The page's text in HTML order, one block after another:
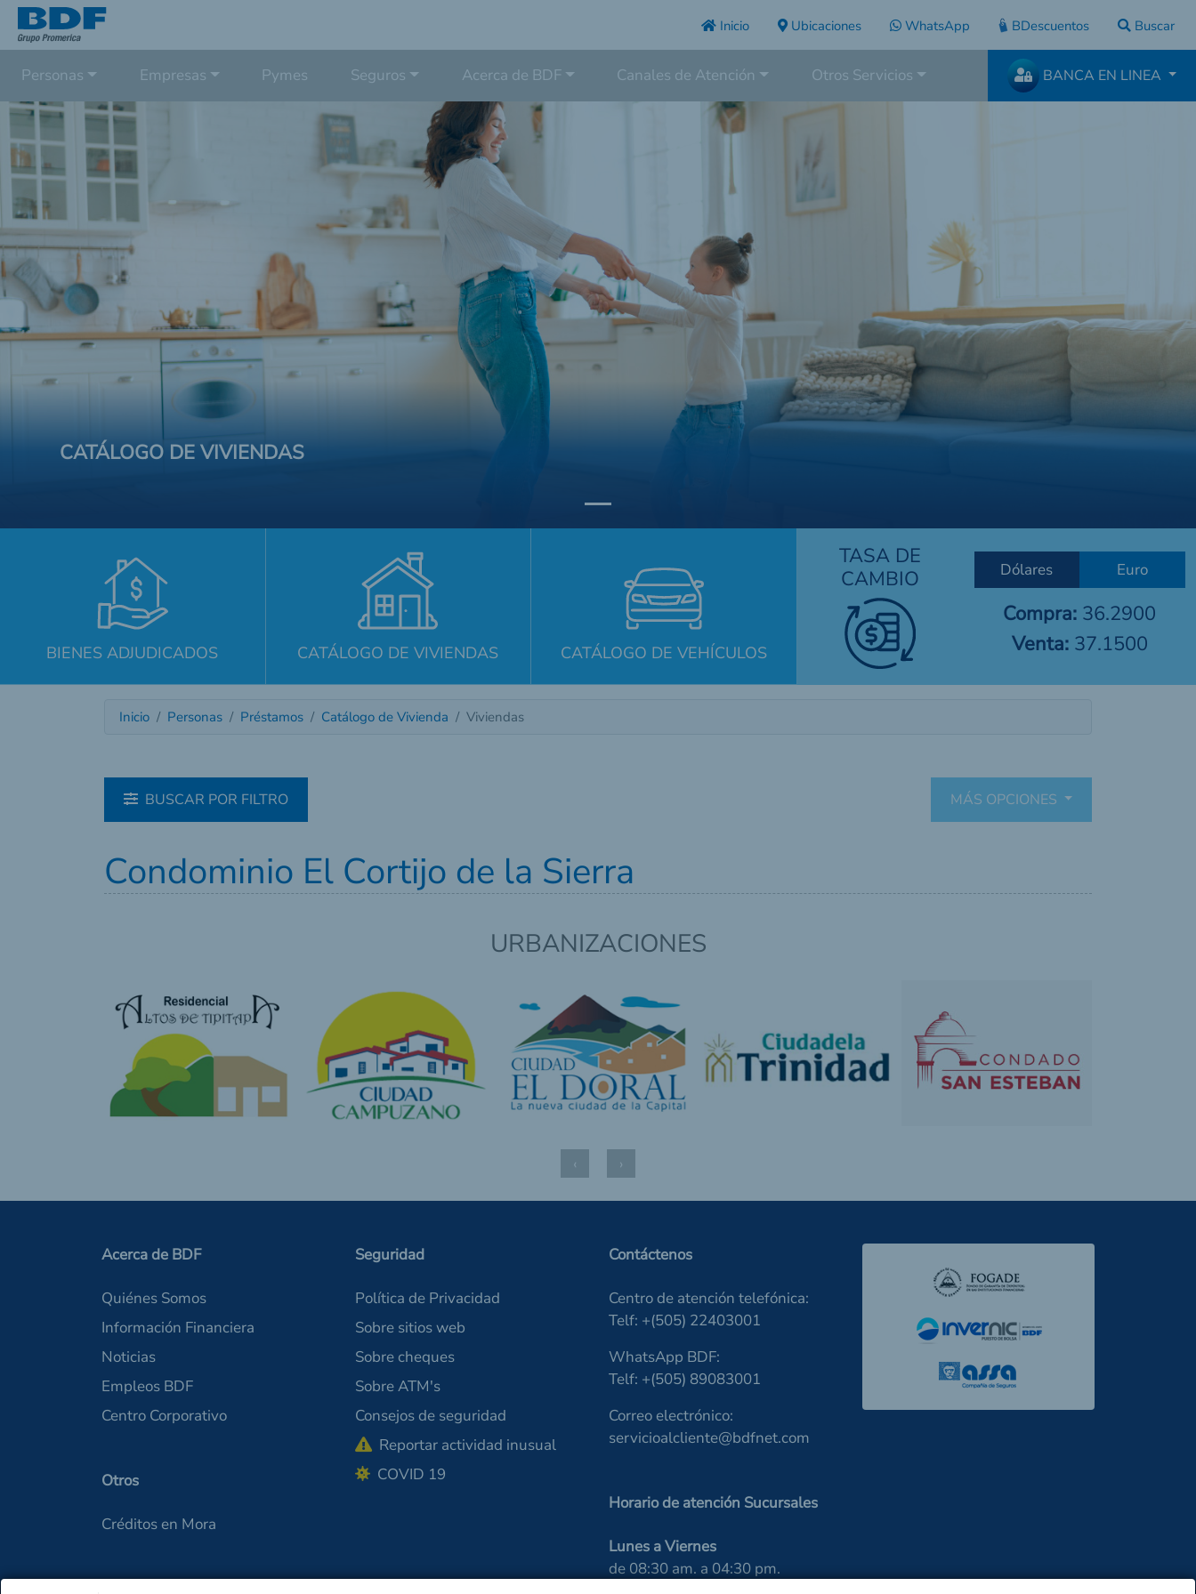
Inicio Ubicaciones WhatsApp BDescuentos Buscar
Personas Empresas Pymes Seguros Acerca de BDF Canales de Atención Otros Servicios BANCA EN LINEA
CATÁLOGO DE VIVIENDAS
BIENES ADJUDICADOS CATÁLOGO DE VIVIENDAS CATÁLOGO DE VEHÍCULOS
TASA DE
CAMBIO
Dólares Euro
Compra: 36.2900
Venta:37.1500
Inicio Personas Préstamos Catálogo de Vivienda Viviendas
MÁS OPCIONES
BUSCAR POR FILTRO
Condominio El Cortijo de la Sierra
URBANIZACIONES
‹ ›
Acerca de BDF
Quiénes Somos
Información Financiera
Noticias
Empleos BDF
Centro Corporativo
Otros
Créditos en Mora
Seguridad
Política de Privacidad
Sobre sitios web
Sobre cheques
Sobre ATM's
Consejos de seguridad
Reportar actividad inusual
COVID 19
Contáctenos
Centro de atención telefónica:
Telf: +(505) 22403001
WhatsApp BDF:
Telf: +(505) 89083001
Correo electrónico:
servicioalcliente@bdfnet.com
Horario de atención Sucursales
Lunes a Viernes
de 08:30 am. a 04:30 pm.